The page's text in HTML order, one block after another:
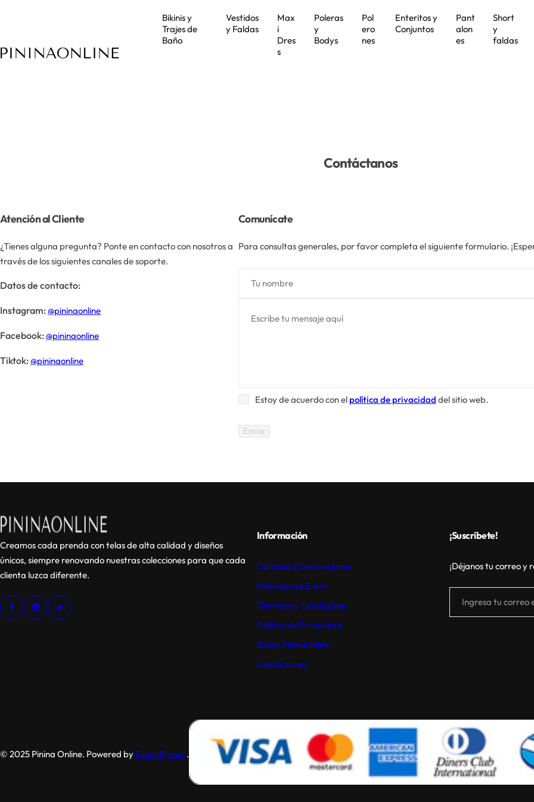
Bikinis y
Trajes de
Baño
Vestidos
y Faldas
Max
i
Dres
s
Poleras
y
Bodys
Pol
ero
nes
Enteritos y
Conjuntos
Pant
alon
es
Short
y
faldas
Contáctanos
Atención al Cliente
¿Tienes alguna pregunta? Ponte en contacto con nosotros a
través de los siguientes canales de soporte.
Datos de contacto:
Instagram:@pininaonline
Facebook:@pininaonline
Tiktok:@pininaonline
Comunícate
Para consultas generales, por favor completa el siguiente formulario.
Tu nombre
Escribe tu mensaje aquí
Estoy de acuerdo con el política de privacidad del sitio web.
Enviar
Creamos cada prenda con telas de alta calidad y diseños
únicos, siempre renovando nuestras colecciones para que cada
clienta luzca diferente.
Información
Cambios y Devoluciones
Métodos de Envío
Términos y Condiciones
Política de Privacidad
Sobre PininaOnline
Contáctanos
¡Suscríbete!
¡Déjanos tu correo y
Ingresa tu correo
© 2025 Pinina Online. Powered by Ecom Project.
t
o